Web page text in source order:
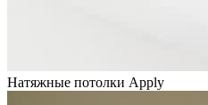
Натяжные потолки Apply